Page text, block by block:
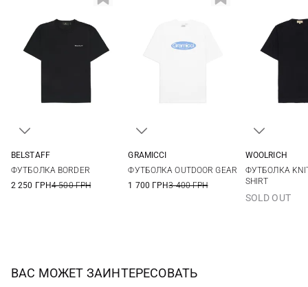
BELSTAFF
ФУТБОЛКА BORDER
2 250 ГРН4 500 ГРН
GRAMICCI
ФУТБОЛКА OUTDOOR GEAR
1 700 ГРН3 400 ГРН
3XL
WOOLRICH
ФУТБОЛКА
SHIRT
SOLD OUT
ВАС МОЖЕТ ЗАИНТЕРЕСОВАТЬ